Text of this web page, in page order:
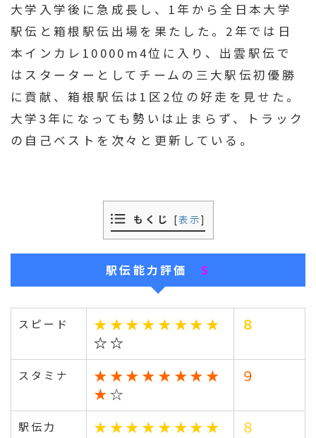
大学入学後に急成長し、1年から全日本大学
駅伝と箱根駅伝出場を果たした。2年では日
本インカレ10000m4位に入り、出雲駅伝で
はスターターとしてチームの三大駅伝初優勝
に貢献、箱根駅伝は1区2位の好走を見せた。
大学3年になっても勢いは止まらず、トラック
の自己ベストを次々と更新している。
もくじ [表示]
駅伝能力評価 S
スピード
★★★★★★★★
☆☆
８
スタミナ
★★★★★★★★
★ ☆
９
駅伝力
★★★★★★★★
８